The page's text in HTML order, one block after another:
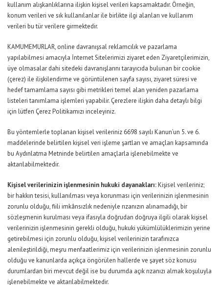
kullanım alışkanlıklarına ilişkin kişisel verileri kapsamaktadır. Örneğin,
konum verileri ve sık kullanılanlar ile birlikte ilgi alanları ve kullanım
verileri bu tür verilere girmektedir.
KAMUMEMURLAR, online davranışsal reklamcılık ve pazarlama
yapılabilmesi amacıyla İnternet Sitelerimizi ziyaret eden Ziyaretçilerimizin,
üye olmasalar dahi sitedeki davranışlarını tarayıcıda bulunan bir cookie
(çerez) ile ilişkilendirme ve görüntülenen sayfa sayısı, ziyaret süresi ve
hedef tamamlama sayısı gibi metrikleri temel alan yeniden pazarlama
listeleri tanımlama işlemleri yapabilir. Çerezlere ilişkin daha detaylı bilgi
için lütfen Çerez Politikamızı inceleyiniz.
Bu yöntemlerle toplanan kişisel verileriniz 6698 sayılı Kanun’un 5. ve 6.
maddelerinde belirtilen kişisel veri işleme şartları ve amaçları kapsamında
bu Aydınlatma Metninde belirtilen amaçlarla işlenebilmekte ve
aktarılabilmektedir.
Kişisel verilerinizin işlenmesinin hukuki dayanakları:Kişisel verileriniz;
bir hakkın tesisi, kullanılması veya korunması için verilerinizin işlenmesinin
zorunlu olduğu, fiili imkânsızlık nedeniyle rızanızın alınamadığı, bir
sözleşmenin kurulması veya ifasıyla doğrudan doğruya ilgili olarak kişisel
verilerinizin işlenmesinin gerekli olduğu, hukuki yükümlülüklerimizin yerine
getirebilmesi için zorunlu olduğu, kişisel verilerinizin tarafınızca
alenileştirildiği, meşru menfaatlerimiz için verilerinizin işlenmesinin zorunlu
olduğu ve kanunlarda açıkça öngörülen hallerde ve şayet söz konusu
durumlardan biri mevcut değil ise bu durumda açık rızanızı almak koşuluyla
işlenebilmekte ve aktarılabilmektedir.